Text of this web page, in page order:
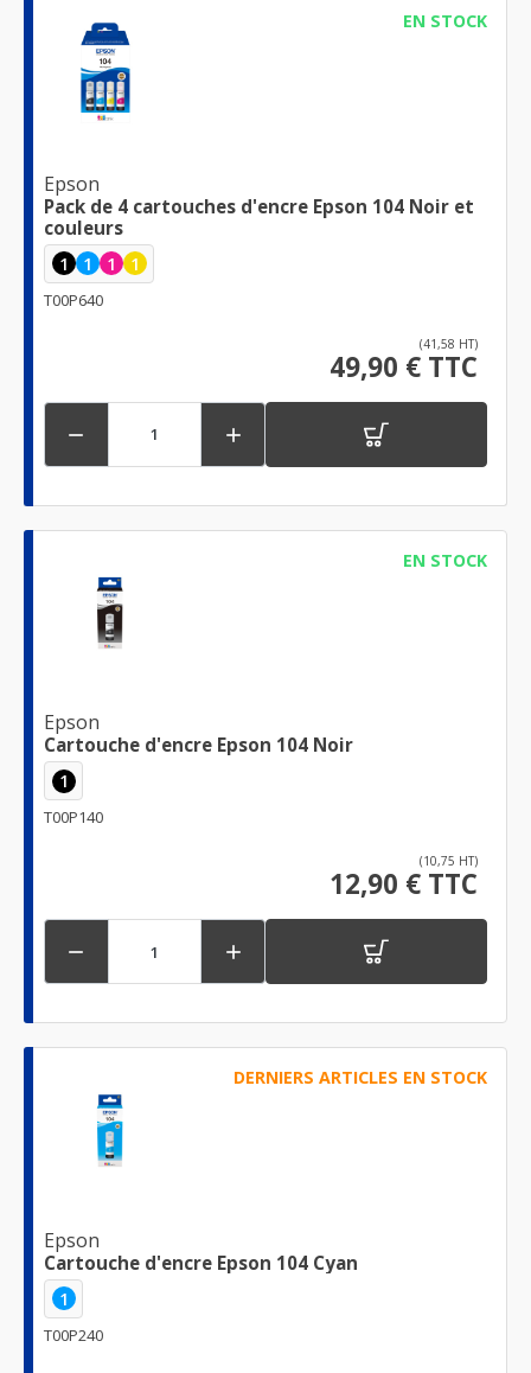
EN STOCK
Epson
Pack de 4 cartouches d'encre Epson 104 Noir et
couleurs
1 1 1 1
T00P640
(41,58 HT)
49,90 € TTC
 
EN STOCK
Epson
Cartouche d'encre Epson 104 Noir
1
T00P140
(10,75 HT)
12,90 € TTC
 
DERNIERS ARTICLES EN STOCK
Epson
Cartouche d'encre Epson 104 Cyan
1
T00P240